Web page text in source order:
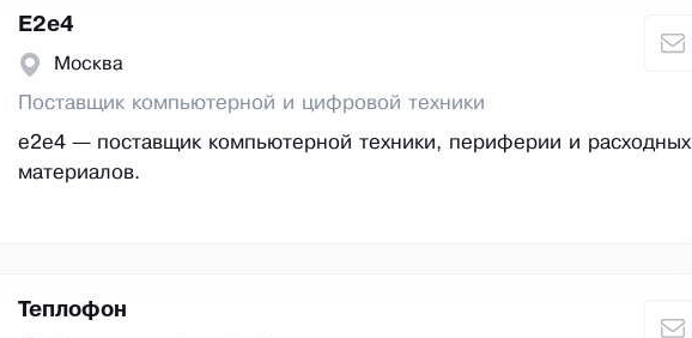
E2е4
Москва
Поставщик компьютерной и цифровой техники
e2e4 — поставщик компьютерной техники, периферии и расходных
материалов.
Теплофон